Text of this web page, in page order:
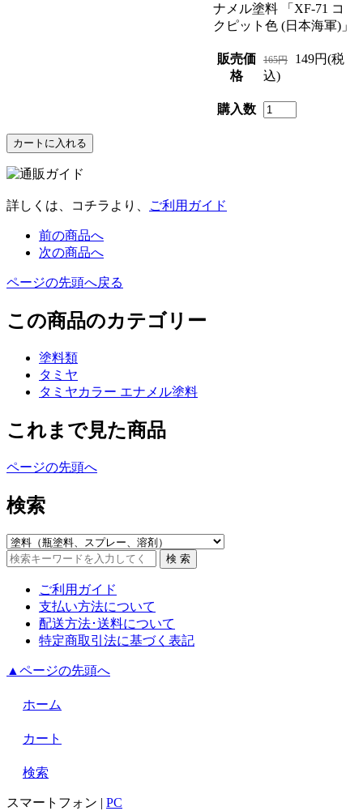
ナメル塗料 「XF-71 コ
クピット色 (日本海軍)」
販売価
格
165円
149円(税
込)
購入数
詳しくは、コチラより、 ご利用ガイド
前の商品へ
次の商品へ
ページの先頭へ戻る
この商品のカテゴリー
塗料類
タミヤ
タミヤカラー エナメル塗料
これまで見た商品
ページの先頭へ
検索
ご利用ガイド
支払い方法について
配送方法･送料について
特定商取引法に基づく表記
▲ページの先頭へ
ホーム
カート
検索
スマートフォン PC